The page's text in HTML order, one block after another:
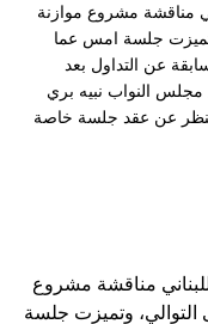
مناقشة مشروع موازنة
وتميزت جلسة امس عما
عن التداول بعد
مجلس النواب نبيه بري
عن عقد جلسة خاصة
مناقشة مشروع
على التوالي، وتميزت جلسة